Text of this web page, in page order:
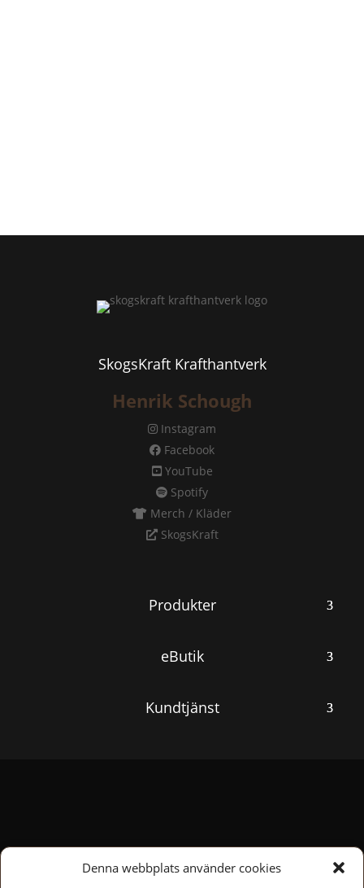
Denna webbplats använder cookies
SkogsKraft Krafthantverk
Henrik Schough
Instagram
Facebook
YouTube
Spotify
Merch / Kläder
SkogsKraft
Produkter
eButik
Kundtjänst